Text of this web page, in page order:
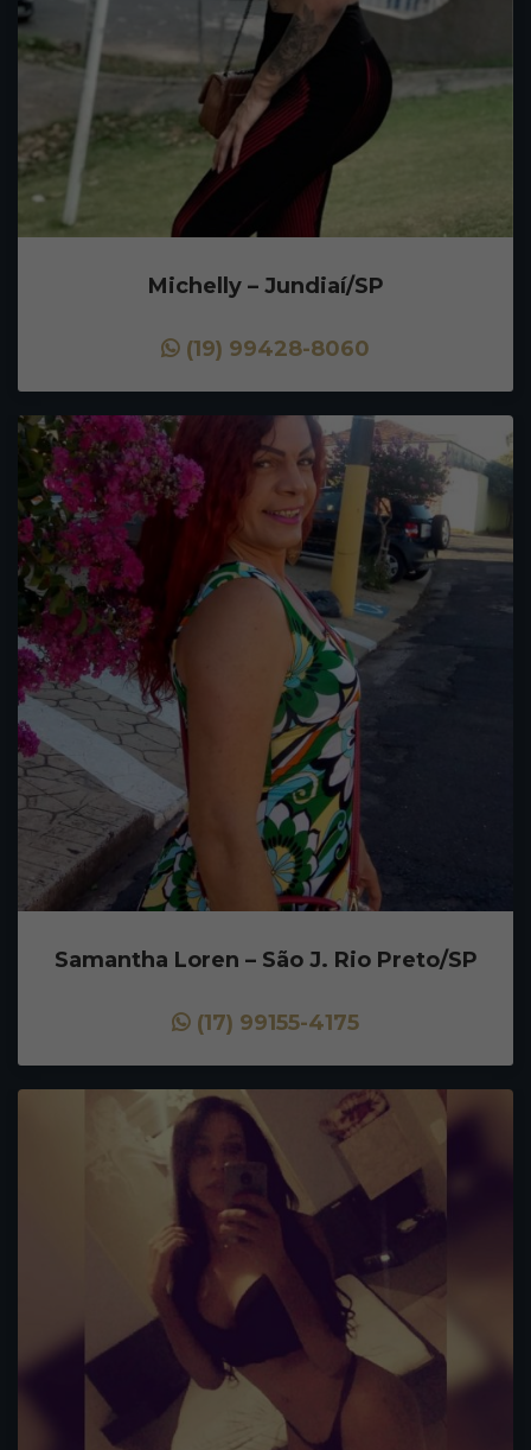
Michelly – Jundiaí/SP
(19) 99428-8060
Samantha Loren – São J. Rio Preto/SP
(17) 99155-4175